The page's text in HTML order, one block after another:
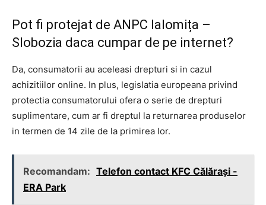
Pot fi protejat de ANPC Ialomița –
Slobozia daca cumpar de pe internet?
Da, consumatorii au aceleasi drepturi si in cazul
achizitiilor online. In plus, legislatia europeana privind
protectia consumatorului ofera o serie de drepturi
suplimentare, cum ar fi dreptul la returnarea produselor
in termen de 14 zile de la primirea lor.
Recomandam: Telefon contact KFC Călărași -
ERA Park